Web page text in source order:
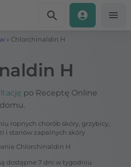
» Chlorchinaldin H
H
po Receptę Online
ropnych chorób skóry, grzybicy,
i stanów zapalnych skóry
Chlorchinaldin H
dostępne 7 dni w tygodniu